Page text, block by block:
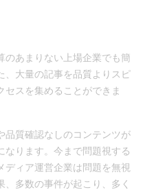
のあまりない上場企業でも簡
、大量の記事を品質よりスピ
スを集めることができま
品質確認なしのコンテンツが
なります。今まで問題視する
ディア運営企業は問題を無視
多数の事件が起こり、多く